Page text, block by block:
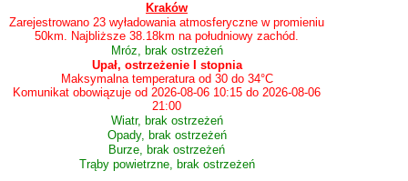
Kraków
Zarejestrowano 23 wyładowania atmosferyczne w promieniu
50km. Najbliższe 38.18km na południowy zachód.
Mróz, brak ostrzeżeń
Upał, ostrzeżenie I stopnia
Maksymalna temperatura od 30 do 34°C
Komunikat obowiązuje od 2026-08-06 10:15 do 2026-08-06
21:00
Wiatr, brak ostrzeżeń
Opady, brak ostrzeżeń
Burze, brak ostrzeżeń
Trąby powietrzne, brak ostrzeżeń